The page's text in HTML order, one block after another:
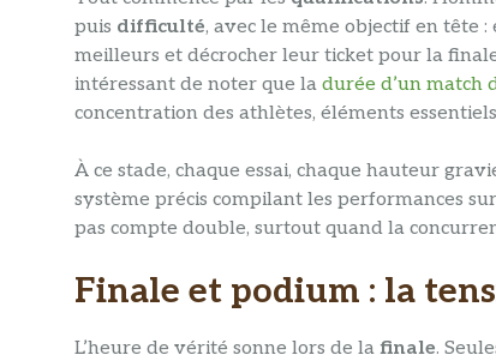
puis difficulté, avec le même objectif en tête
meilleurs et décrocher leur ticket pour la
intéressant de noter que la durée d’un match
concentration des athlètes, éléments
À ce stade, chaque essai, chaque hauteur
système précis compilant les performances
pas compte double, surtout quand la
Finale et podium : la
L’heure de vérité sonne lors de la finale.